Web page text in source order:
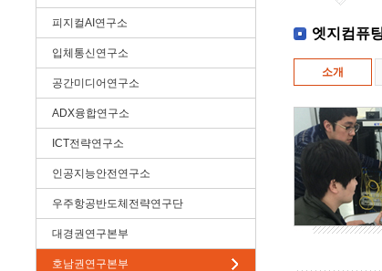
피지컬AI연구소
입체통신연구소
공간미디어연구소
ADX융합연구소
ICT전략연구소
인공지능안전연구소
우주항공반도체전략연구단
대경권연구본부
호남권연구본부
엣지컴퓨
소개